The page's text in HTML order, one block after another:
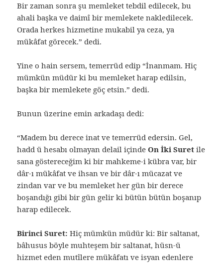
Bir zaman sonra şu memleket tebdil edilecek, bu
ahali başka ve daimî bir memlekete nakledilecek.
Orada herkes hizmetine mukabil ya ceza, ya
mükâfat görecek.” dedi.
Yine o hain sersem, temerrüd edip “İnanmam. Hiç
mümkün müdür ki bu memleket harap edilsin,
başka bir memlekete göç etsin.” dedi.
Bunun üzerine emin arkadaşı dedi:
“Madem bu derece inat ve temerrüd edersin. Gel,
hadd ü hesabı olmayan delail içindeOn İki Suret ile
sana göstereceğim ki bir mahkeme-i kübra var, bir
dâr-ı mükâfat ve ihsan ve bir dâr-ı mücazat ve
zindan var ve bu memleket her gün bir derece
boşandığı gibi bir gün gelir ki bütün bütün boşanıp
harap edilecek.
Birinci Suret: Hiç mümkün müdür ki: Bir saltanat,
bâhusus böyle muhteşem bir saltanat, hüsn-ü
hizmet eden mutîlere mükâfatı ve isyan edenlere